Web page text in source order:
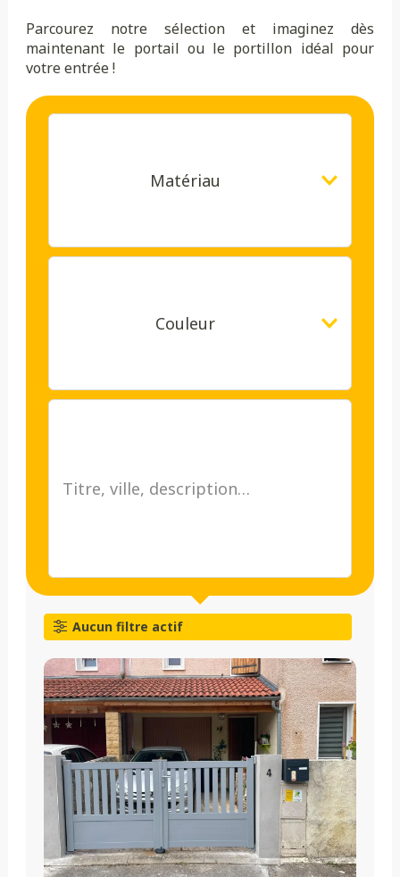
Parcourez notre sélection et imaginez dès
maintenant le portail ou le portillon idéal pour
votre entrée !
Matériau
Couleur
Aucun filtre actif